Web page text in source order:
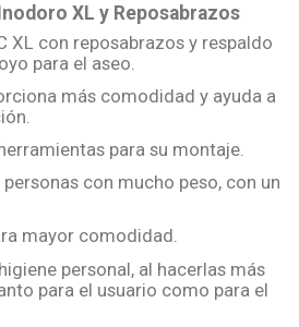
XL y Reposabrazos
XL con reposabrazos y respaldo
para el aseo.
más comodidad y ayuda a
para su montaje.
con mucho peso, con un
mayor comodidad.
personal, al hacerlas más
para el usuario como para el